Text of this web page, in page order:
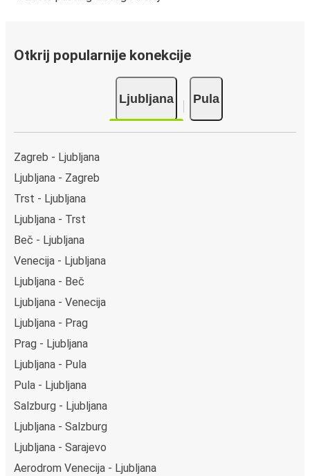
Otkrij popularnije konekcije
Ljubljana Pula
Zagreb - Ljubljana
Ljubljana - Zagreb
Trst - Ljubljana
Ljubljana - Trst
Beč - Ljubljana
Venecija - Ljubljana
Ljubljana - Beč
Ljubljana - Venecija
Ljubljana - Prag
Prag - Ljubljana
Ljubljana - Pula
Pula - Ljubljana
Salzburg - Ljubljana
Ljubljana - Salzburg
Ljubljana - Sarajevo
Aerodrom Venecija - Ljubljana